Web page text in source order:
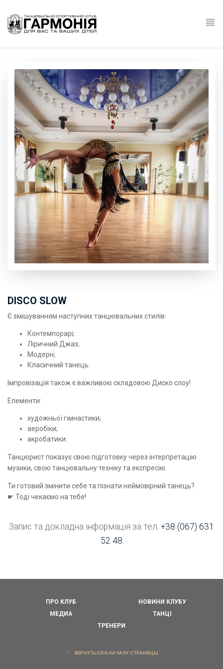
DISCO SLOW
Є змішуванням наступних танцювальних стилів:
Контемпорарі;
Ліричний Джаз;
Модерн;
Класичний танець.
Імпровізація також є важливою складовою Диско слоу!
Елементи:
художньої гімнастики;
аеробіки;
акробатики.
Танцюрист показує свою підготовку через інтерпретацію
музики, свою танцювальну техніку та експресію.
Ти готовий змінити себе та пізнати неймовірний танець?
☛ Тоді чекаємо на тебе!
Запис та докладна інформація за тел. +38 (067) 631
52 48
ПРО КЛУБ
НОВИНИ КЛУБУ
МЕДИА
ТАНЦІ
ТРЕНЕРИ
ВЕРНУТЬСЯ К НАЧАЛУ СТРАНИЦЫ